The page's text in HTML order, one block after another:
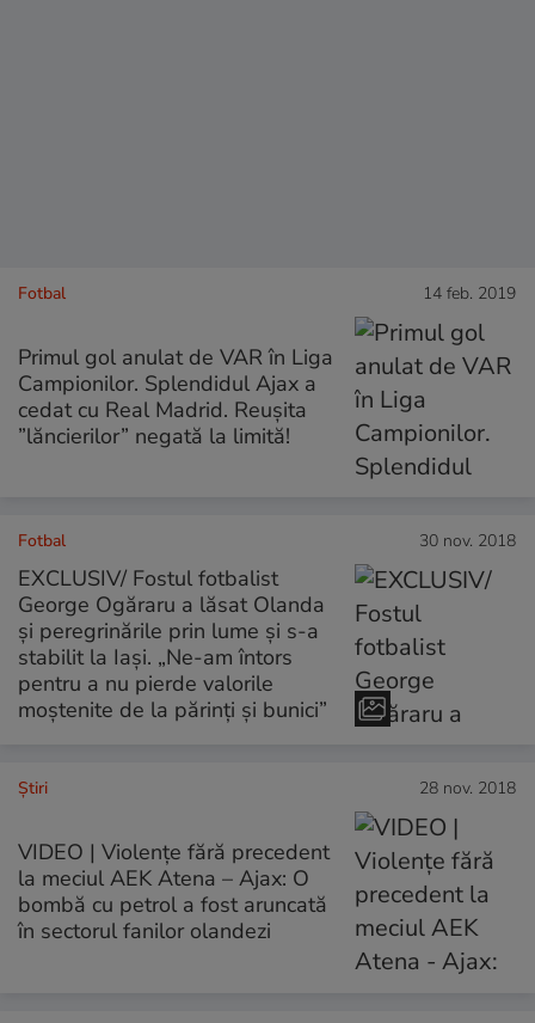
Fotbal 14 feb. 2019
Primul gol anulat de VAR în Liga
Campionilor. Splendidul Ajax a
cedat cu Real Madrid. Reușita
”lăncierilor” negată la limită!
Fotbal 30 nov. 2018
EXCLUSIV/ Fostul fotbalist
George Ogăraru a lăsat Olanda
și peregrinările prin lume și s-a
stabilit la Iași. „Ne-am întors
pentru a nu pierde valorile
moștenite de la părinți și bunici”
Ştiri 28 nov. 2018
VIDEO | Violențe fără precedent
la meciul AEK Atena – Ajax: O
bombă cu petrol a fost aruncată
în sectorul fanilor olandezi